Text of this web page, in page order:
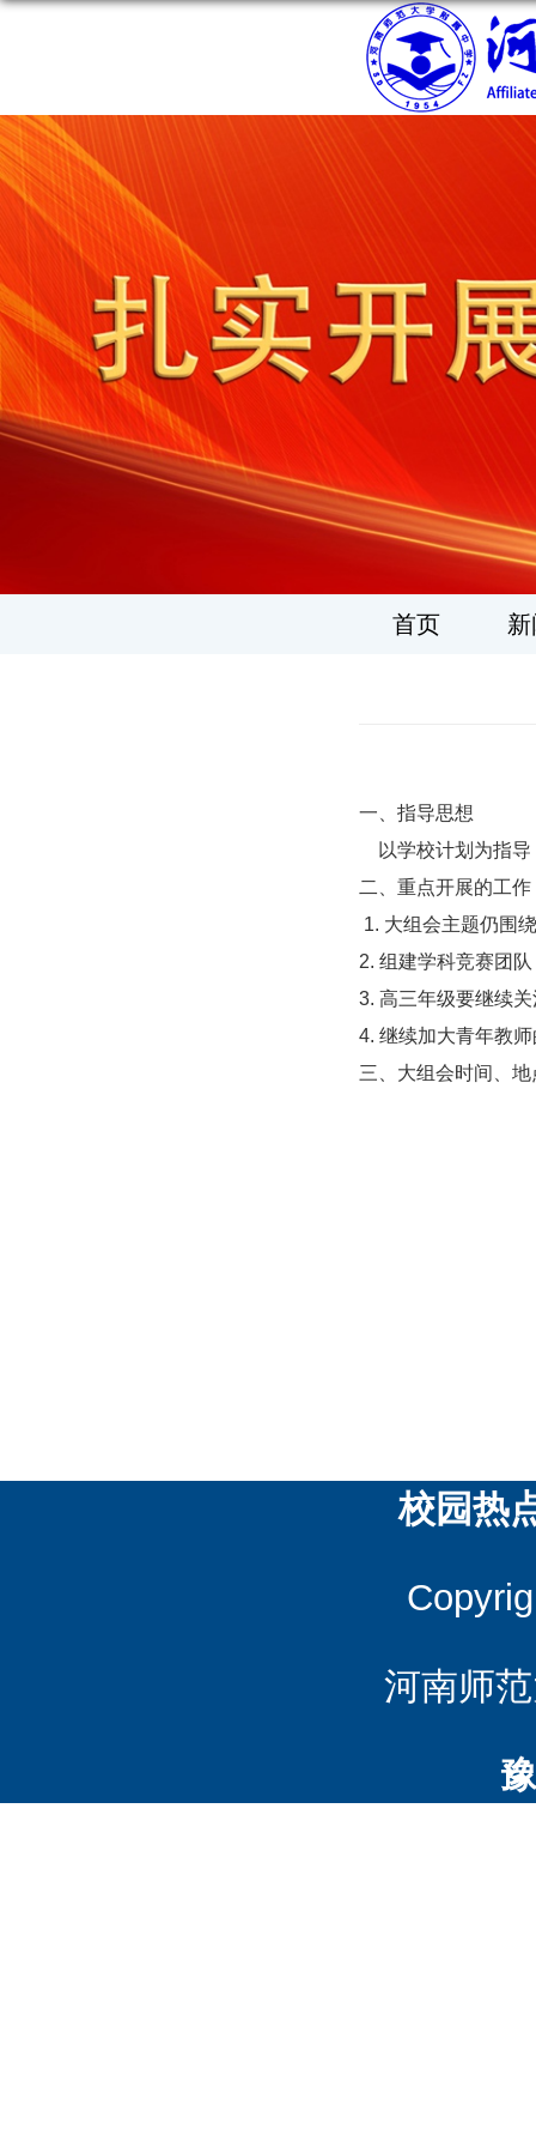
首页
一、指导思想
以学校计划为指导
二、重点开展的工作
1. 大组会主题仍围
2. 组建学科竞赛团
3. 高三年级要继续
4. 继续加大青年教
三、大组会时间、
校园热
河南师